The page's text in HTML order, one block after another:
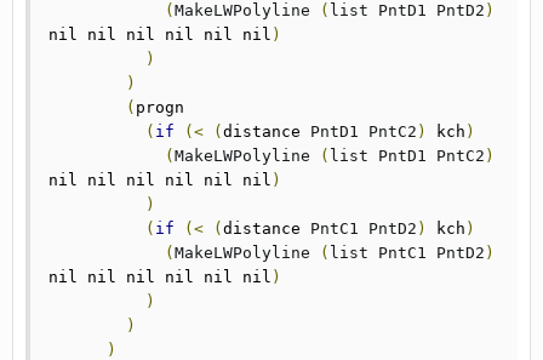
( MakeLWPolyline ( list PntD1 PntD2 )
nil nil nil nil nil nil )
)
)
( progn
( if (< ( distance PntD1 PntC2 ) kch )
( MakeLWPolyline ( list PntD1 PntC2 )
nil nil nil nil nil nil )
)
( if (< ( distance PntC1 PntD2 ) kch )
( MakeLWPolyline ( list PntC1 PntD2 )
nil nil nil nil nil nil )
)
)
)